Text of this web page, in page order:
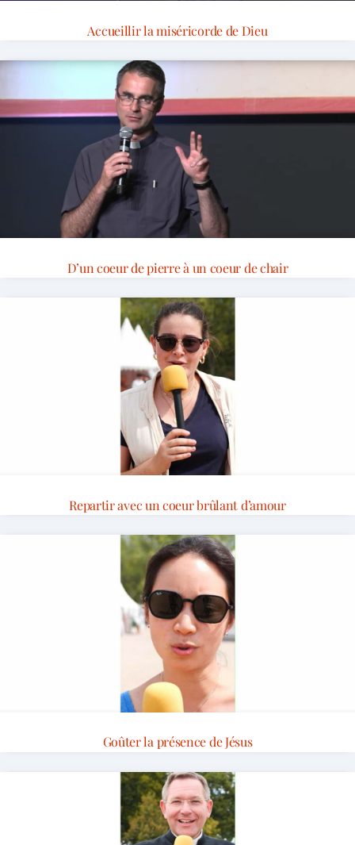
Accueillir la miséricorde de Dieu
D’un coeur de pierre à un coeur de chair
Repartir avec un coeur brûlant d’amour
Goûter la présence de Jésus